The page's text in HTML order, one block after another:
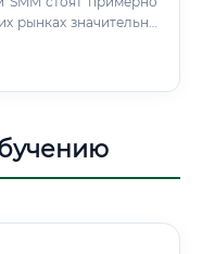
рынках значительно
🏭 Мебельное